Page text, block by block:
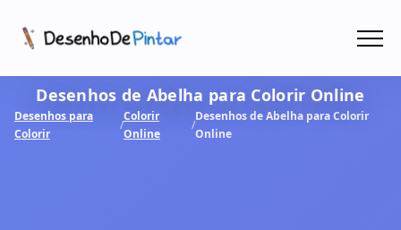
Coletâneas de Desenhos - PDF
Colorir Online
Desenhos de Abelha para Colorir Online
Desenhos para
Colorir
/
Colorir
Online
/
Desenhos de Abelha para Colorir
Online